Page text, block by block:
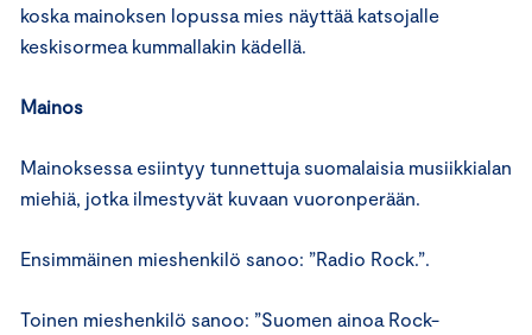
koska mainoksen lopussa mies näyttää katsojalle
keskisormea kummallakin kädellä.
Mainos
Mainoksessa esiintyy tunnettuja suomalaisia musiikkialan
miehiä, jotka ilmestyvät kuvaan vuoronperään.
Ensimmäinen mieshenkilö sanoo: ”Radio Rock.”.
Toinen mieshenkilö sanoo: ”Suomen ainoa Rock-